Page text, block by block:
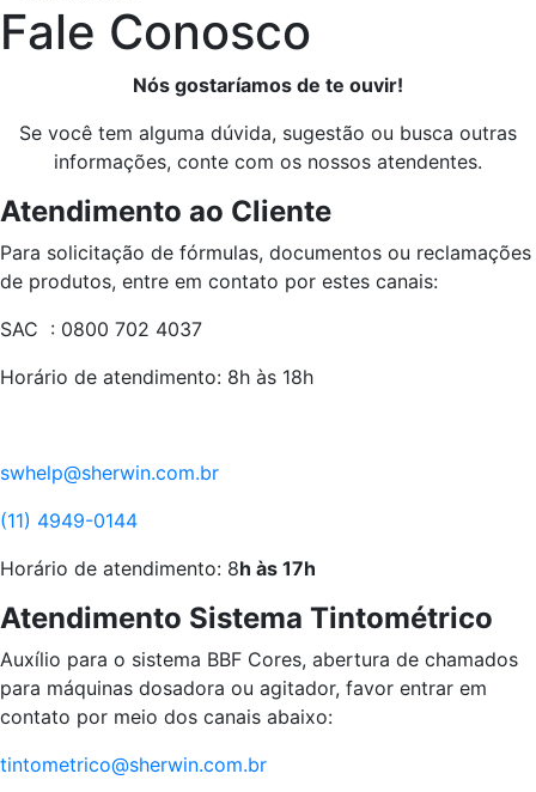
Fale Conosco
Nós gostaríamos de te ouvir!
Se você tem alguma dúvida, sugestão ou busca outras
informações, conte com os nossos atendentes.
Atendimento ao Cliente
Para solicitação de fórmulas, documentos ou reclamações
de produtos, entre em contato por estes canais:
SAC : 0800 702 4037
Horário de atendimento: 8h às 18h
swhelp@sherwin.com.br
(11) 4949-0144
Horário de atendimento: 8h às 17h
Atendimento Sistema Tintométrico
Auxílio para o sistema BBF Cores, abertura de chamados
para máquinas dosadora ou agitador, favor entrar em
contato por meio dos canais abaixo:
tintometrico@sherwin.com.br